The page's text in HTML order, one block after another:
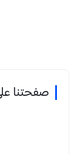
صفحتنا